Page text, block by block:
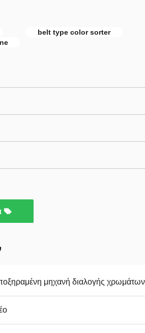
belt type color sorter
μηχανή διαλογής χρωμάτων